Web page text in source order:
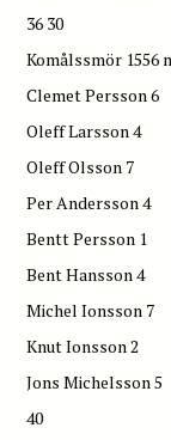
36 30
Komålssmör 1556
Clemet Persson 6
Oleff Larsson 4
Oleff Olsson 7
Per Andersson 4
Bentt Persson 1
Bent Hansson 4
Michel Ionsson 7
Knut Ionsson 2
Jons Michelsson 5
40